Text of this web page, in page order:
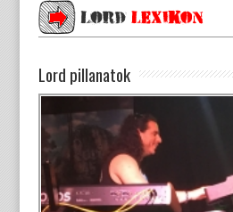
Lord pillanatok